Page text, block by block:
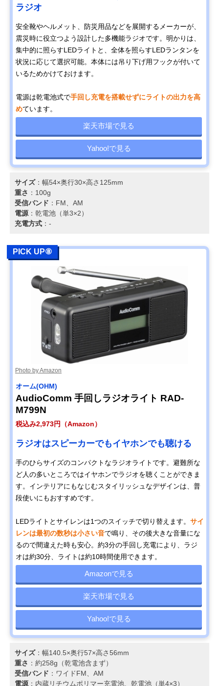
ラジオ
安全靴やヘルメット、防災用品などを展開するメーカーが、
震災時に役立つよう設計した多機能ラジオです。明かりは、
集中的に照らすLEDライトと、全体を照らすLEDランタンを
状況に応じて選択可能。本体には吊り下げ用フックが付いて
いるためかけておけます。
電源は乾電池式で手回し充電を搭載せずにライトの出力を高
めています。
楽天市場で見る
Yahoo!で見る
サイズ：幅54×奥行30×高さ125mm
重さ ：100g
受信バンド ：FM、AM
電源 ：乾電池（単3×2）
充電方式 ：-
PICK UP⑧
Photo by Amazon
オーム(OHM)
AudioComm 手回しラジオライト RAD-
M799N
税込み2,973円（Amazon）
ラジオはスピーカーでもイヤホンでも聴ける
手のひらサイズのコンパクトなラジオライトです。避難所な
ど人の多いところではイヤホンでラジオを聴くことができま
す。インテリアにもなじむスタイリッシュなデザインは、普
段使いにもおすすめです。
LEDライトとサイレンは1つのスイッチで切り替えます。 サイ
レンは最初の数秒は小さい音で鳴り、その後大きな音量にな
るので間違えた時も安心。約3分の手回し充電により、ラジ
オは約30分、ライトは約10時間使用できます。
Amazonで見る
楽天市場で見る
Yahoo!で見る
サイズ：幅140.5×奥行57×高さ56mm
重さ ：約258g（乾電池含まず）
受信バンド ：ワイドFM、AM
電源 ：内蔵リチウムポリマー充電池、乾電池（単4×3）